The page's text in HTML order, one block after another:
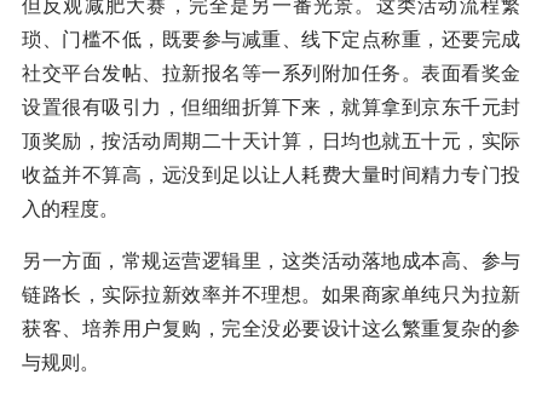
但反观减肥大赛，完全是另一番光景。这类活动流程繁
琐、门槛不低，既要参与减重、线下定点称重，还要完成
社交平台发帖、拉新报名等一系列附加任务。表面看奖金
设置很有吸引力，但细细折算下来，就算拿到京东千元封
顶奖励，按活动周期二十天计算，日均也就五十元，实际
收益并不算高，远没到足以让人耗费大量时间精力专门投
入的程度。
另一方面，常规运营逻辑里，这类活动落地成本高、参与
链路长，实际拉新效率并不理想。如果商家单纯只为拉新
获客、培养用户复购，完全没必要设计这么繁重复杂的参
与规则。